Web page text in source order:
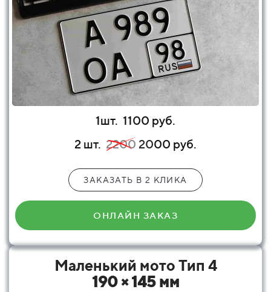
1шт. 1100 руб.
2 шт. 2200 2000 руб.
ЗАКАЗАТЬ В 2 КЛИКА
ОНЛАЙН ЗАКАЗ
Маленький мото Тип 4
190 × 145 мм